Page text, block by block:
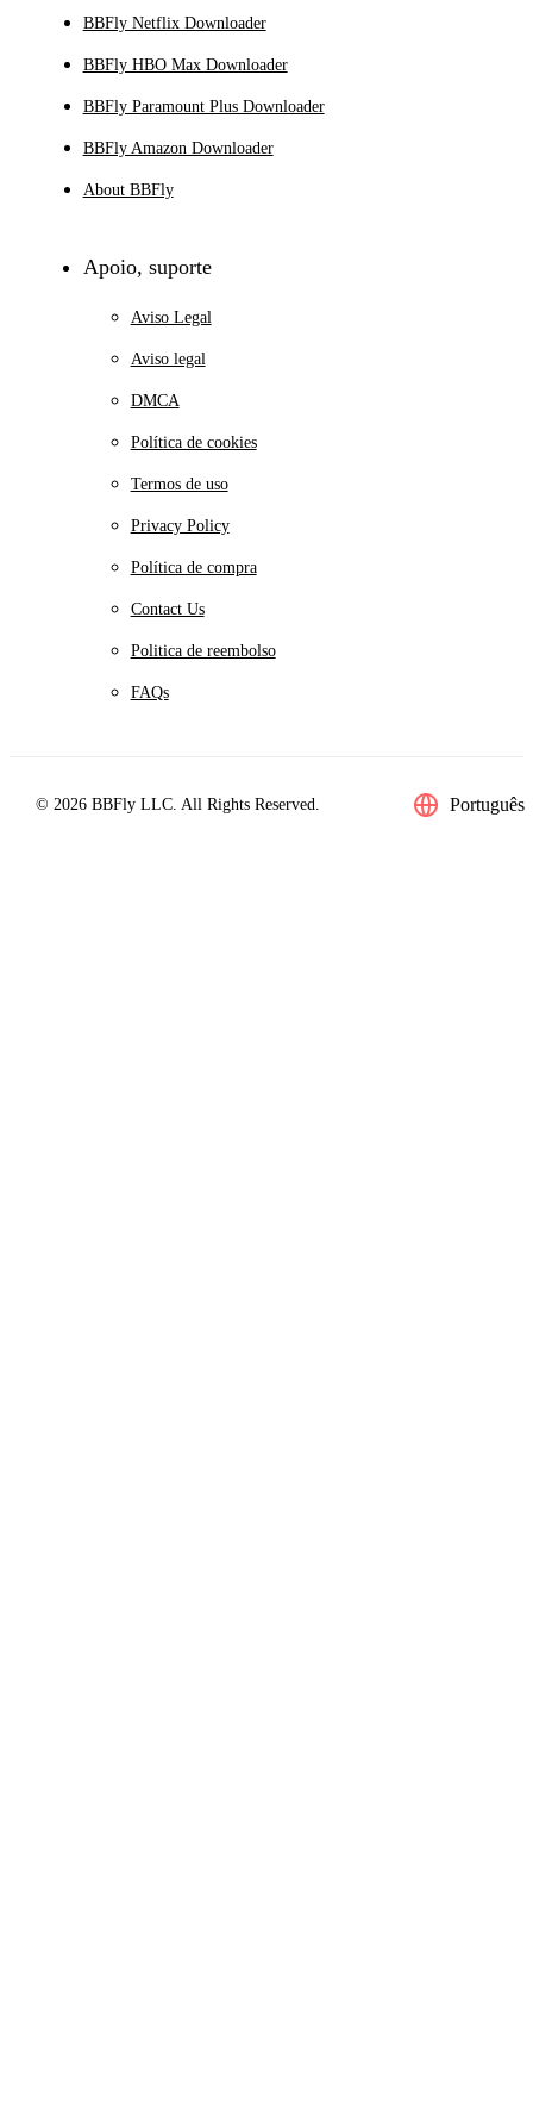
BBFly Netflix Downloader
BBFly HBO Max Downloader
BBFly Paramount Plus Downloader
BBFly Amazon Downloader
About BBFly
Apoio, suporte
Aviso Legal
Aviso legal
DMCA
Política de cookies
Termos de uso
Privacy Policy
Política de compra
Contact Us
Politica de reembolso
FAQs
© 2026 BBFly LLC. All Rights Reserved. Português